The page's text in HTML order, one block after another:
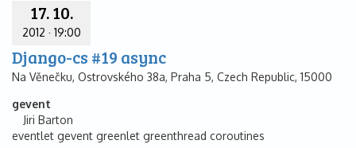
17. 10.
2012 · 19:00
Django-cs #19 async
Na Věnečku, Ostrovského 38a, Praha 5, Czech Republic, 15000
gevent
Jiri Barton
eventlet gevent greenlet greenthread coroutines